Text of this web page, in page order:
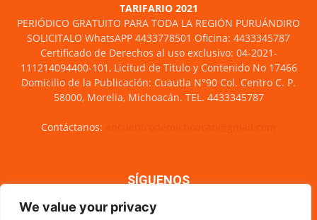
We value your privacy
TARIFARIO 2021
PERIÓDICO GRATUITO PARA TODA LA REGIÓN PURUÁNDIRO
SOLICITALO WhatsAPP 4433778501 Oficina: 4433345787
Certificado de Derechos al uso exclusivo: 04-2021-
111214094400-101, Licitud de Titulo y Contenido No 17466
Domicilio de la Publicación: Cuautla N°90 Col. Centro C. P.
58000, Morelia, Michoacán. TEL. 4433345787
Contáctanos:
SÍGUENOS